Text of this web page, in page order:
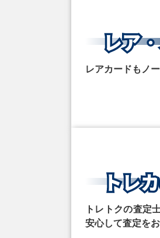
レア
レアカードもノ
トレ
トレトクの査定
安心して査定を